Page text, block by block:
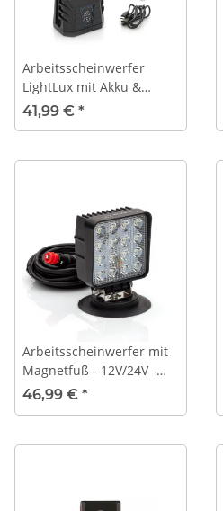
Arbeitsscheinwerfer
LightLux mit Akku &
Warnfunktion
41,99 € *
Arbeitsscheinwerfer mit
Magnetfuß - 12V/24V -
48W
46,99 € *